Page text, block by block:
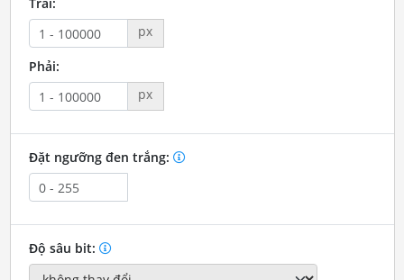
Trái:
px
Phải:
px
Đặt ngưỡng đen trắng:
Độ sâu bit: